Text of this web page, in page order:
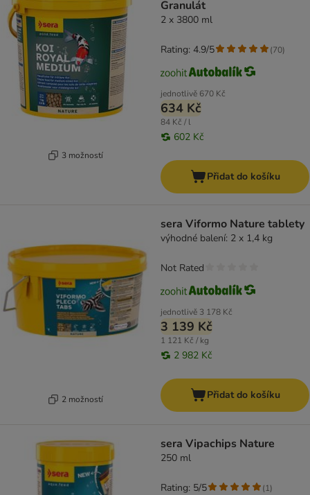
3 možností
Granulát
2 x 3800 ml
jednotlivě 670 Kč
634 Kč
84 Kč / l
602 Kč
Rating: 4.9/5 (70)
Přidat do košíku
2 možností
sera Viformo Nature tablety
výhodné balení: 2 x 1,4 kg
jednotlivě 3 178 Kč
3 139 Kč
1 121 Kč / kg
2 982 Kč
Not Rated
Přidat do košíku
sera Vipachips Nature
250 ml
Rating: 5/5 (1)